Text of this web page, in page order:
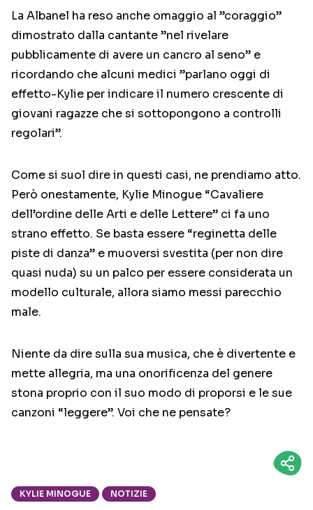
La Albanel ha reso anche omaggio al ”coraggio”
dimostrato dalla cantante ”nel rivelare
pubblicamente di avere un cancro al seno” e
ricordando che alcuni medici ”parlano oggi di
effetto-Kylie per indicare il numero crescente di
giovani ragazze che si sottopongono a controlli
regolari”.
Come si suol dire in questi casi, ne prendiamo atto.
Però onestamente, Kylie Minogue “Cavaliere
dell’ordine delle Arti e delle Lettere” ci fa uno
strano effetto. Se basta essere “reginetta delle
piste di danza” e muoversi svestita (per non dire
quasi nuda) su un palco per essere considerata un
modello culturale, allora siamo messi parecchio
male.
Niente da dire sulla sua musica, che è divertente e
mette allegria, ma una onorificenza del genere
stona proprio con il suo modo di proporsi e le sue
canzoni “leggere”. Voi che ne pensate?
KYLIE MINOGUE NOTIZIE